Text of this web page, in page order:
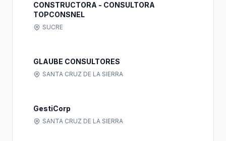
CONSTRUCTORA - CONSULTORA
TOPCONSNEL
SUCRE
GLAUBE CONSULTORES
SANTA CRUZ DE LA SIERRA
GestiCorp
SANTA CRUZ DE LA SIERRA